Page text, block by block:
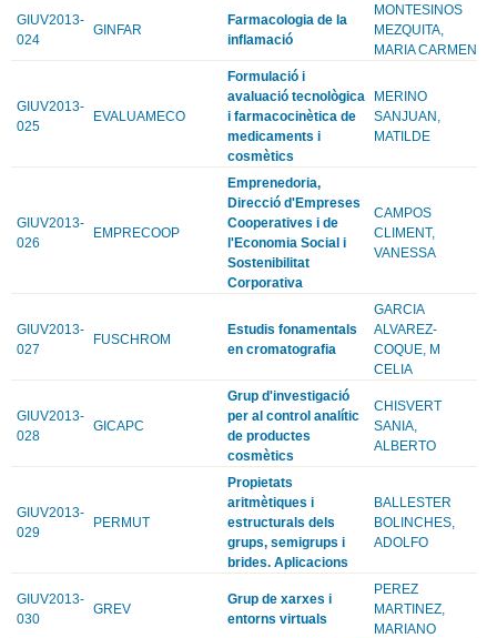
GIUV2013-
024
GINFAR
Farmacologia de la
inflamació
MONTESINOS
MEZQUITA,
MARIA CARMEN
GIUV2013-
025
EVALUAMECO
Formulació i
avaluació tecnològica
i farmacocinètica de
medicaments i
cosmètics
MERINO
SANJUAN,
MATILDE
GIUV2013-
026
EMPRECOOP
Emprenedoria,
Direcció d'Empreses
Cooperatives i de
l'Economia Social i
Sostenibilitat
Corporativa
CAMPOS
CLIMENT,
VANESSA
GIUV2013-
027
FUSCHROM
Estudis fonamentals
en cromatografia
GARCIA
ALVAREZ-
COQUE, M
CELIA
GIUV2013-
028
GICAPC
Grup d'investigació
per al control analític
de productes
cosmètics
CHISVERT
SANIA,
ALBERTO
GIUV2013-
029
PERMUT
Propietats
aritmètiques i
estructurals dels
grups, semigrups i
brides. Aplicacions
BALLESTER
BOLINCHES,
ADOLFO
GIUV2013-
030
GREV
Grup de xarxes i
entorns virtuals
PEREZ
MARTINEZ,
MARIANO